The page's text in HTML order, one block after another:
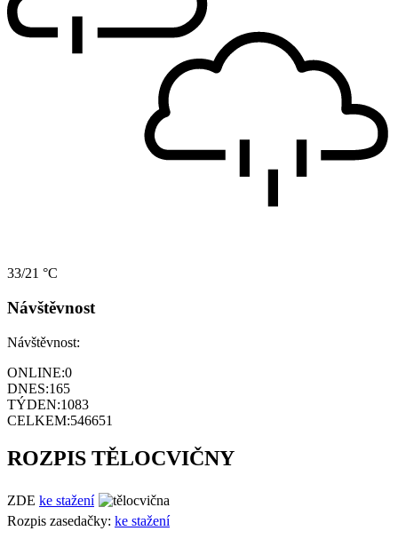
33/21 °C
Návštěvnost
Návštěvnost:
ONLINE:0
DNES:165
TÝDEN:1083
CELKEM:546651
ROZPIS TĚLOCVIČNY
ZDE ke stažení
Rozpis zasedačky: ke stažení